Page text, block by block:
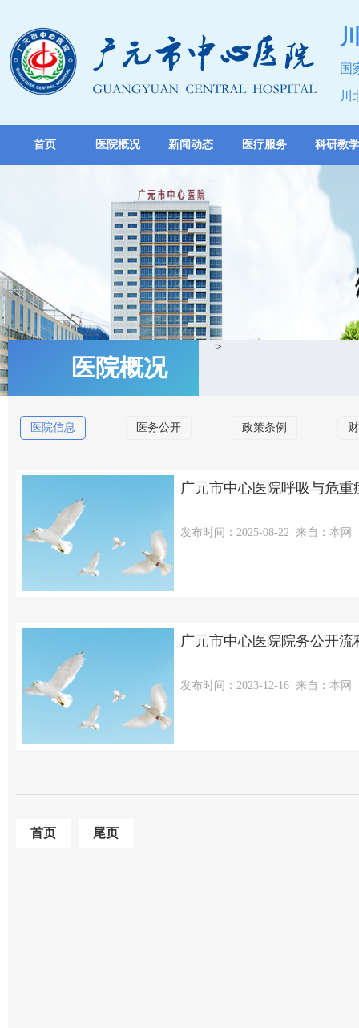
国
川
首页 医院概况 新闻动态 医疗服务 科研教学
医院概况
>
医院信息 医务公开 政策条例
广元市中心医院呼吸与危
发布时间：2025-08-22 来自：本网
广元市中心医院院务公开流
发布时间：2023-12-16 来自：本网
首页 尾页